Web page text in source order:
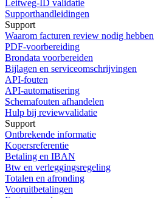
Leitweg-ID validatie
Supporthandleidingen
Support
Waarom facturen review nodig hebben
PDF-voorbereiding
Brondata voorbereiden
Bijlagen en serviceomschrijvingen
API-fouten
API-automatisering
Schemafouten afhandelen
Hulp bij reviewvalidatie
Support
Ontbrekende informatie
Kopersreferentie
Betaling en IBAN
Btw en verleggingsregeling
Totalen en afronding
Vooruitbetalingen